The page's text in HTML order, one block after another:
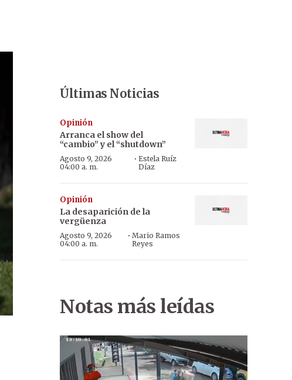
Últimas Noticias
Opinión
Arranca el show del
“cambio” y el “shutdown”
Agosto 9, 2026
04:00 a. m.
·Estela Ruíz
Díaz
Opinión
La desaparición de la
vergüenza
Agosto 9, 2026
04:00 a. m.
· Mario Ramos
Reyes
Notas más leídas